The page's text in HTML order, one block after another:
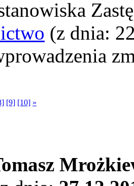
(z dnia:
[9] [10] »